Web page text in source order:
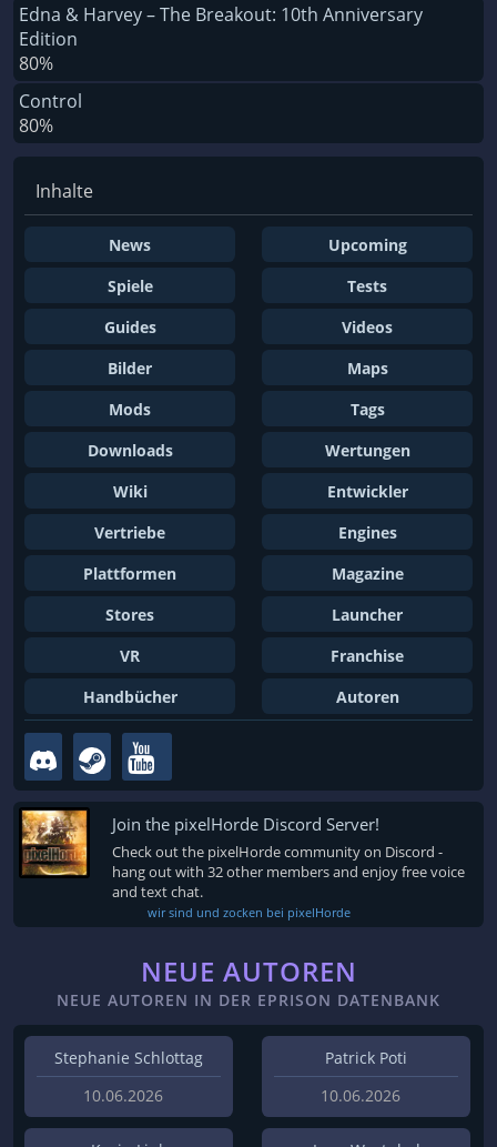
Edna & Harvey – The Breakout: 10th Anniversary
Edition
80%
Control
80%
Inhalte
News
Upcoming
Spiele
Tests
Guides
Videos
Bilder
Maps
Mods
Tags
Downloads
Wertungen
Wiki
Entwickler
Vertriebe
Engines
Plattformen
Magazine
Stores
Launcher
VR
Franchise
Handbücher
Autoren
Join the pixelHorde Discord Server!
Check out the pixelHorde community on Discord -
hang out with 32 other members and enjoy free voice
and text chat.
wir sind und zocken bei pixelHorde
NEUE AUTOREN
NEUE AUTOREN IN DER EPRISON DATENBANK
Stephanie Schlottag
10.06.2026
Patrick Poti
10.06.2026